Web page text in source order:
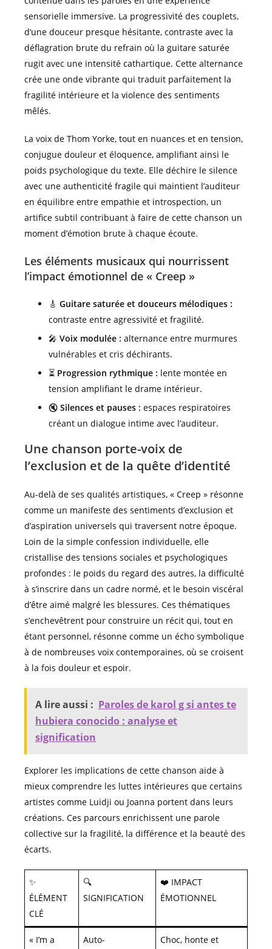
sensorielle immersive. La progressivité des couplets,
d’une douceur presque hésitante, contraste avec la
déflagration brute du refrain où la guitare saturée
rugit avec une intensité cathartique. Cette alternance
crée une onde vibrante qui traduit parfaitement la
fragilité intérieure et la violence des sentiments
mêlés.
La voix de Thom Yorke, tout en nuances et en tension,
conjugue douleur et éloquence, amplifiant ainsi le
poids psychologique du texte. Elle déchire le silence
avec une authenticité fragile qui maintient l’auditeur
en équilibre entre empathie et introspection, un
artifice subtil contribuant à faire de cette chanson un
moment d’émotion brute à chaque écoute.
Les éléments musicaux qui nourrissent
l’impact émotionnel de « Creep »
🎸 Guitare saturée et douceurs mélodiques :
contraste entre agressivité et fragilité.
🎤 Voix modulée : alternance entre murmures
vulnérables et cris déchirants.
⏳ Progression rythmique : lente montée en
tension amplifiant le drame intérieur.
🔇 Silences et pauses : espaces respiratoires
créant un dialogue intime avec l’auditeur.
Une chanson porte-voix de
l’exclusion et de la quête d’identité
Au-delà de ses qualités artistiques, « Creep » résonne
comme un manifeste des sentiments d’exclusion et
d’aspiration universels qui traversent notre époque.
Loin de la simple confession individuelle, elle
cristallise des tensions sociales et psychologiques
profondes : le poids du regard des autres, la difficulté
à s’inscrire dans un cadre normé, et le besoin viscéral
d’être aimé malgré les blessures. Ces thématiques
s’enchevêtrent pour construire un récit qui, tout en
étant personnel, résonne comme un écho symbolique
à de nombreuses voix contemporaines, où se croisent
à la fois douleur et espoir.
A lire aussi : Paroles de karol g si antes te
hubiera conocido : analyse et
signification
Explorer les implications de cette chanson aide à
mieux comprendre les luttes intérieures que certains
artistes comme Luidji ou Joanna portent dans leurs
créations. Ces parcours enrichissent une parole
collective sur la fragilité, la différence et la beauté des
écarts.
✨
ÉLÉMENT
CLÉ
🔍
SIGNIFICATION
❤️ IMPACT
ÉMOTIONNEL
« I’m a
Auto-
Choc, honte et